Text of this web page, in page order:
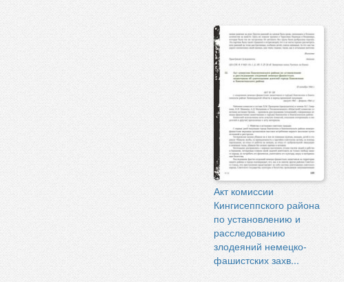
Акт комиссии
Кингисеппского района
по установлению и
расследованию
злодеяний немецко-
фашистских захв...